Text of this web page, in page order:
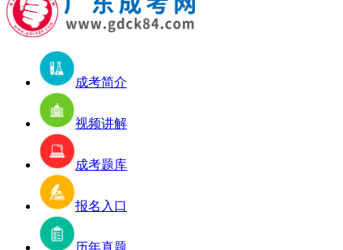
成考简介
视频讲解
成考题库
报名入口